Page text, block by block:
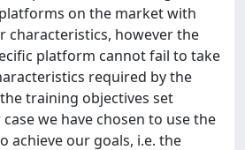
on the market with
characteristics, however the
platform cannot fail to take
required by the
training objectives set
we have chosen to use the
achieve our goals, i.e. the